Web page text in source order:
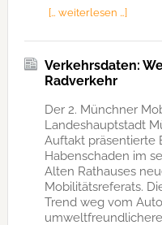
[… weiterlesen …]
Verkehrsdaten:
Radverkehr
Der 2. Münchner
Landeshauptstadt
Auftakt präsentierte
Habenschaden im
Alten Rathauses
Mobilitätsreferats.
Trend weg vom